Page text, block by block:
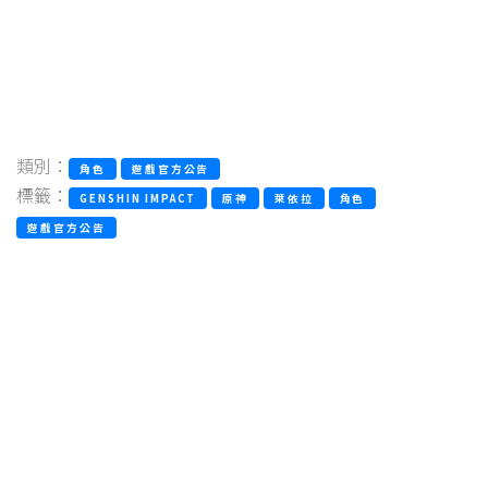
類別： 角色 遊戲官方公告
標籤： GENSHIN IMPACT 原神 萊依拉
角色
遊戲官方公告